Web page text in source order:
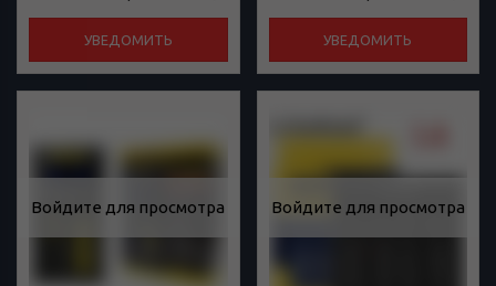
УВЕДОМИТЬ УВЕДОМИТЬ
Войдите для просмотра Войдите для просмотра